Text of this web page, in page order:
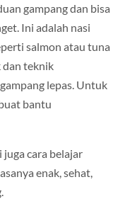
gampang dan bisa
Ini adalah nasi
salmon atau tuna
dan teknik
lepas. Untuk
bantu
cara belajar
enak, sehat,